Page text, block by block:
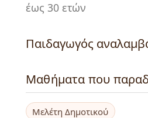
έως 30 ετών
Παιδαγωγός
Μαθήματα που
Μελέτη Δημοτικού